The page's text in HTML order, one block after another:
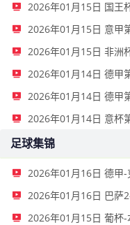
2026年01月15日 意甲
2026年01月15日 非洲
2026年01月14日 德甲
2026年01月14日 德甲
2026年01月14日 意杯
足球集锦